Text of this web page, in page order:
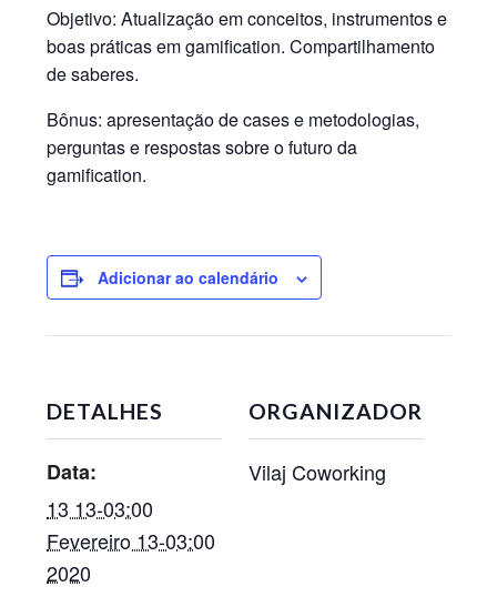
Objetivo: Atualização em conceitos, instrumentos e
boas práticas em gamification. Compartilhamento
de saberes.
Bônus: apresentação de cases e metodologias,
perguntas e respostas sobre o futuro da
gamification.
Adicionar ao calendário
DETALHES
Data:
13 13-03:00
Fevereiro 13-03:00
2020
ORGANIZADOR
Vilaj Coworking